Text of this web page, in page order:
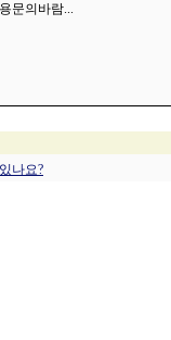
문의바람...
나요?